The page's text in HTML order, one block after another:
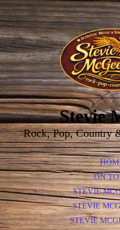
Stevie
Rock, Pop, Country
ON
STEVIE
STEVIE
STEVIE